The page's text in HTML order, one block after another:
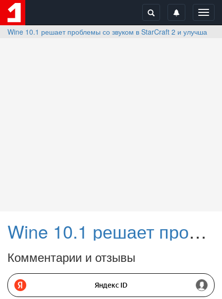
Wine 10.1 решает проблемы со звуком в StarCraft 2 и улучшает
Wine 10.1 решает проблемы со звуком в StarCraft 2 и улучшает работу Battle.net
Комментарии и отзывы